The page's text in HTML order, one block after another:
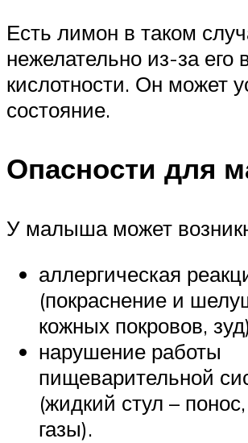
Есть лимон в таком
нежелательно из-за его
кислотности. Он может
состояние.
Опасности для
У малыша может
аллергическая
(покраснение и
кожных покровов,
нарушение работы
пищеварительной
(жидкий стул –
газы).